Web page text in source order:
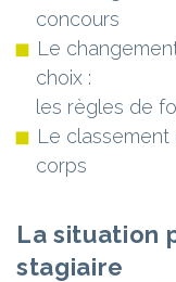
concours
Le
choix :
les règles de
Le classement
corps
La situation
stagiaire